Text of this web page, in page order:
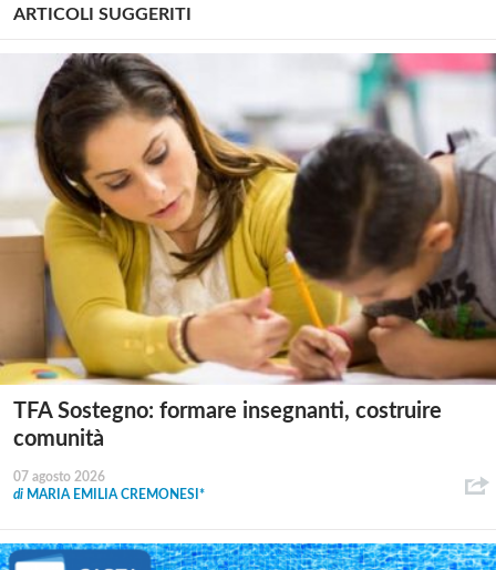
ARTICOLI SUGGERITI
TFA Sostegno: formare insegnanti, costruire
comunità
07 agosto 2026
di MARIA EMILIA CREMONESI*